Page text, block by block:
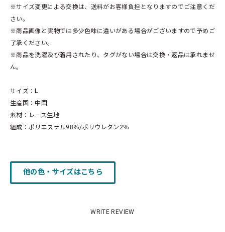
※サイズ変更による交換は、送料がお客様負担となりますのでご注意くだ
さい。
※商品画像と実物では多少色味に違いがある場合がございますので予めご
了承ください。
※商品を洗濯及び着用されたり、タグがない場合は交換・返品は承れませ
ん。
サイズ： L
生産国：中国
素材：レース生地
組成：ポリエステル98％/ポリウレタン2％
他の色・サイズはこちら
WRITE REVIEW